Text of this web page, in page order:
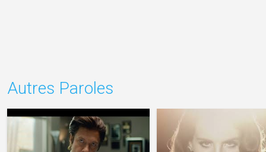
Autres Paroles